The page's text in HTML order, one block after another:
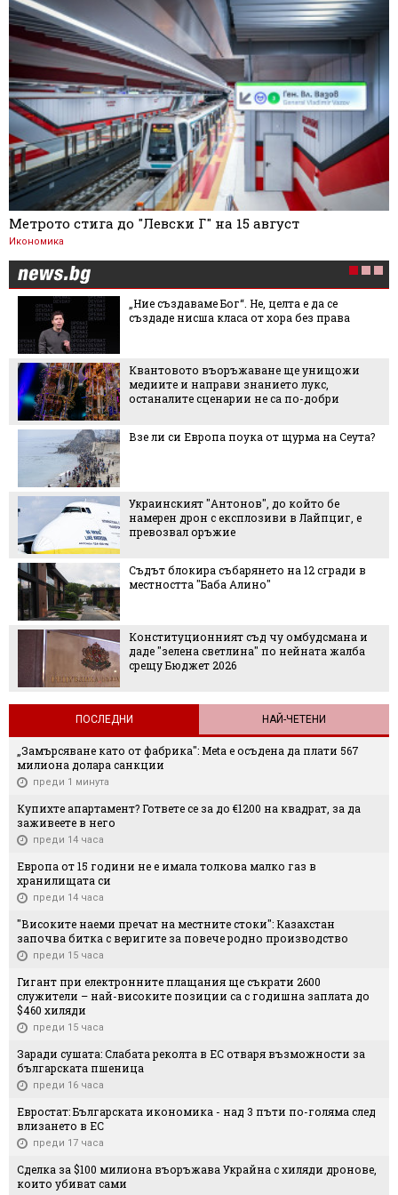
Метрото стига до "Левски Г" на 15 август
Икономика
„Ние създаваме Бог“. Не, целта е да се
създаде нисша класа от хора без права
Квантовото въоръжаване ще унищожи
медиите и направи знанието лукс,
останалите сценарии не са по-добри
Взе ли си Европа поука от щурма на Сеута?
Украинският "Антонов", до който бе
намерен дрон с експлозиви в Лайпциг, е
превозвал оръжие
Съдът блокира събарянето на 12 сгради в
местността "Баба Алино"
Конституционният съд чу омбудсмана и
даде "зелена светлина" по нейната жалба
срещу Бюджет 2026
ПОСЛЕДНИ НАЙ-ЧЕТЕНИ
„Замърсяване като от фабрика": Meta е осъдена да плати 567
милиона долара санкции
преди 1 минута
Купихте апартамент? Гответе се за до €1200 на квадрат, за да
заживеете в него
преди 14 часа
Европа от 15 години не е имала толкова малко газ в
хранилищата си
преди 14 часа
"Високите наеми пречат на местните стоки": Казахстан
започва битка с веригите за повече родно производство
преди 15 часа
Гигант при електронните плащания ще съкрати 2600
служители – най-високите позиции са с годишна заплата до
$460 хиляди
преди 15 часа
Заради сушата: Слабата реколта в ЕС отваря възможности за
българската пшеница
преди 16 часа
Евростат: Българската икономика - над 3 пъти по-голяма след
влизането в ЕС
преди 17 часа
Сделка за $100 милиона въоръжава Украйна с хиляди дронове,
които убиват сами